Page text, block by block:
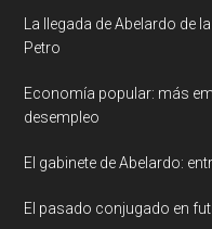
La llegada de Abelardo de
Petro
Economía popular: más
desempleo
El gabinete de Abelardo:
El pasado conjugado en